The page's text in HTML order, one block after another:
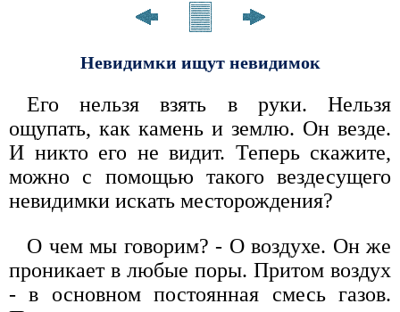
Невидимки ищут невидимок
Его нельзя взять в руки. Нельзя
ощупать, как камень и землю. Он везде.
И никто его не видит. Теперь скажите,
можно с помощью такого вездесущего
невидимки искать месторождения?
О чем мы говорим? - О воздухе. Он же
проникает в любые поры. Притом воздух
- в основном постоянная смесь газов.